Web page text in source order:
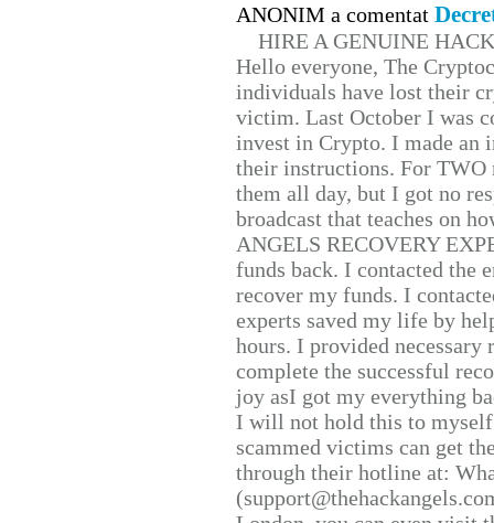
ANONIM a comentat
HIRE A GENUINE
Hello everyone, The
individuals have lost their
victim. Last October I was
invest in Crypto. I made
their instructions. For TWO
them all day, but I got no
broadcast that teaches on
ANGELS RECOVERY
funds back. I contacted the
recover my funds. I
experts saved my life by
hours. I provided
complete the successful
joy asI got my everything
I will not hold this to
scammed victims can get
through their hotline at: